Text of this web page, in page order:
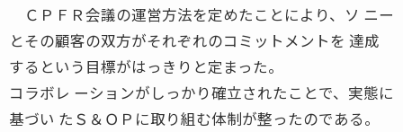
ＣＰＦＲ会議の運営方法を定めたことにより、ソ ニー
とその顧客の双方がそれぞれのコミットメントを 達成
するという目標がはっきりと定まった。
コラボレ ーションがしっかり確立されたことで、実態に
基づい たＳ＆ＯＰに取り組む体制が整ったのである。